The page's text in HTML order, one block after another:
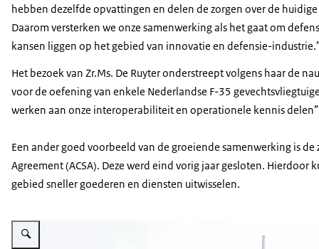
hebben dezelfde opvattingen en delen de zorgen over de
Daarom versterken we onze samenwerking als het gaat om
kansen liggen op het gebied van innovatie en defensie-
Het bezoek van Zr.Ms. De Ruyter onderstreept volgens haar de
voor de oefening van enkele Nederlandse F-35
werken aan onze interoperabiliteit en operationele kennis
Een ander goed voorbeeld van de groeiende samenwerking is
Agreement(ACSA). Deze werd eind vorig jaar gesloten.
gebied sneller goederen en diensten uitwisselen.
Vergroot afbeelding De ministers staan op een kade tussen Japanse